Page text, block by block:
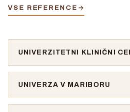
VSE REFERENCE
UNIVERZITETNI KLINIČNI
UNIVERZA V MARIBORU